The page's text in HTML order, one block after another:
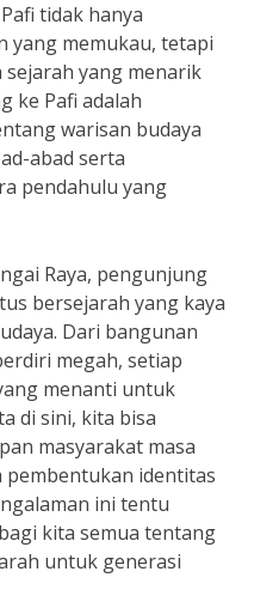
tidak hanya
yang memukau, tetapi
yang menarik
ke Pafi adalah
warisan budaya
abad serta
pendahulu yang
Raya, pengunjung
bersejarah yang kaya
Dari bangunan
megah, setiap
menanti untuk
di sini, kita bisa
masyarakat masa
identitas
ini tentu
kita semua tentang
untuk generasi